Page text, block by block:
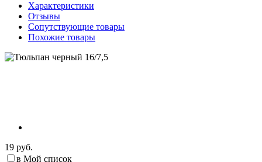
Характеристики
Отзывы
Сопутствующие товары
Похожие товары
19 руб.
в Мой список